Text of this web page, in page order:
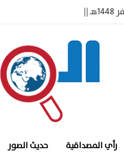
رأي المصداقية حديث الصور